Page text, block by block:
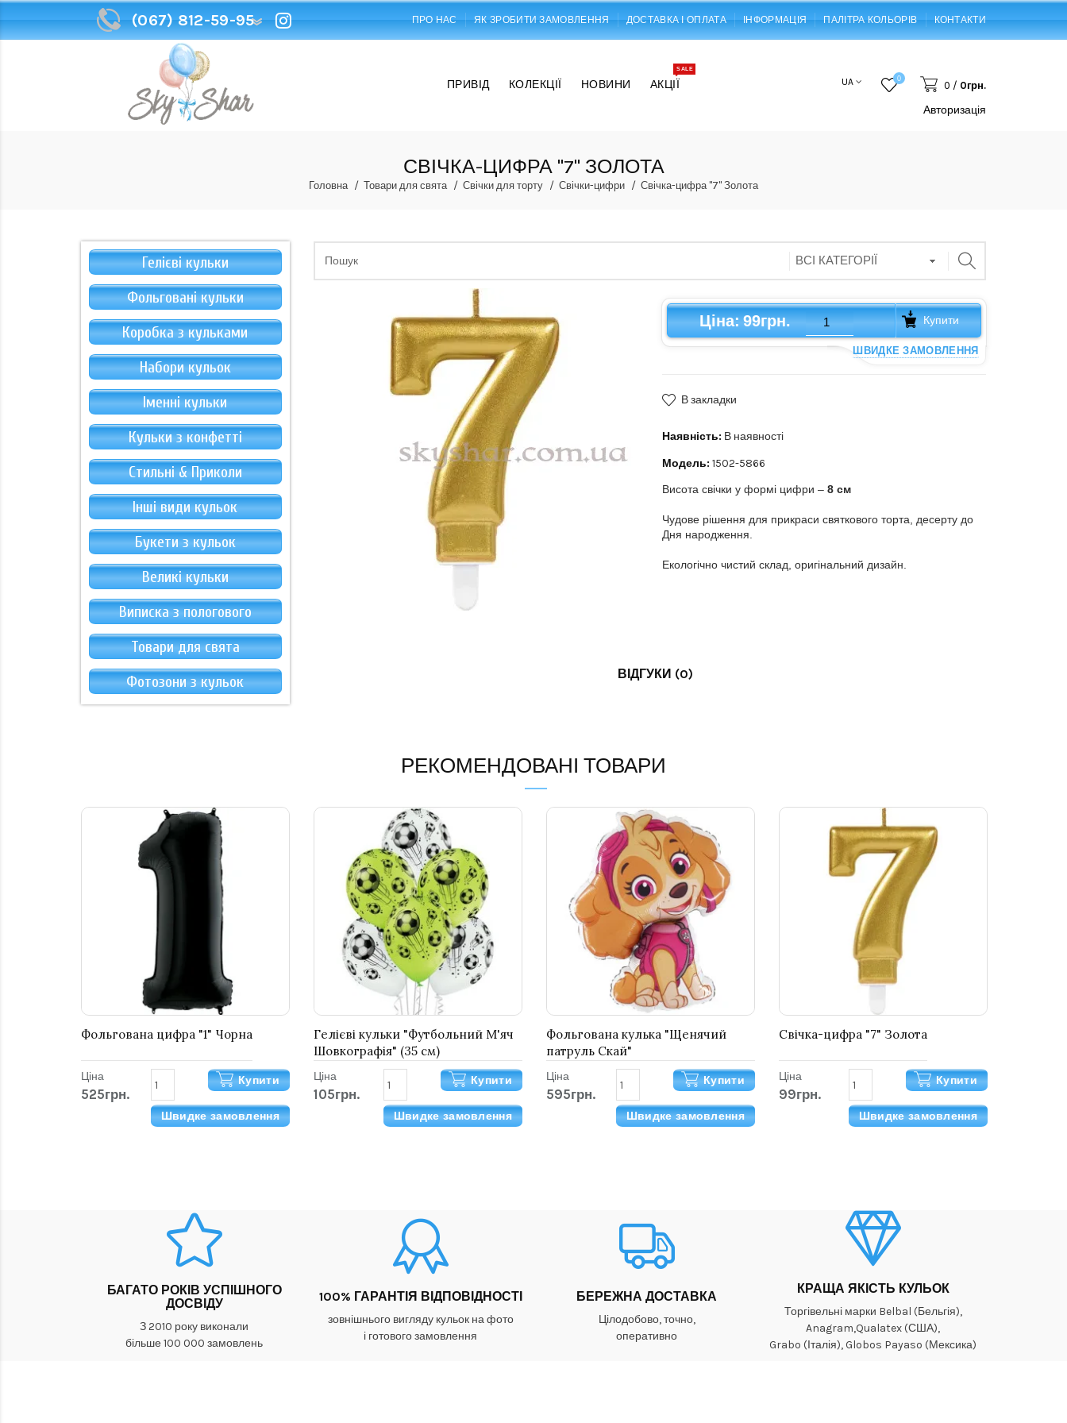
(067) 812-59-95
(067) 812-59-95
ПРО НАС ЯК ЗРОБИТИ ЗАМОВЛЕННЯ ДОСТАВКА І ОПЛАТА ІНФОРМАЦІЯ ПАЛІТРА КОЛЬОРІВ КОНТАКТИ
ПРИВІД КОЛЕКЦІЇ НОВИНИ АКЦІЇ
SALE
UA 0
0 / 0грн.
Авторизація
СВІЧКА-ЦИФРА "7" ЗОЛОТА
Головна Товари для свята Свічки для торту Свічки-цифри Свічка-цифра "7" Золота
Гелієві кульки
Фольговані кульки
Коробка з кульками
Набори кульок
Іменні кульки
Кульки з конфетті
Стильні & Приколи
Інші види кульок
Букети з кульок
Великі кульки
Виписка з пологового
Товари для свята
Фотозони з кульок
Ціна:99грн. Купити
ШВИДКЕ ЗАМОВЛЕННЯ
В закладки
Наявність: В наявності
Модель: 1502-5866
Висота свічки у формі цифри – 8 см
Чудове рішення для прикраси святкового торта, десерту до
Дня народження.
Екологічно чистий склад, оригінальний дизайн.
ВІДГУКИ (0)
РЕКОМЕНДОВАНІ ТОВАРИ
Фольгована цифра "1" Чорна
Ціна
525грн.
Купити
Швидке замовлення
Гелієві кульки "Футбольний М'яч
Шовкографія" (35 см)
Ціна
105грн.
Купити
Швидке замовлення
Фольгована кулька "Щенячий
патруль Скай"
Ціна
595грн.
Купити
Швидке замовлення
Свічка-цифра "7" Золота
Ціна
99грн.
Купити
Швидке замовлення
БАГАТО РОКІВ УСПІШНОГО
ДОСВІДУ
З 2010 року виконали
більше 100 000 замовлень
100% ГАРАНТІЯ ВІДПОВІДНОСТІ
зовнішнього вигляду кульок на фото
і готового замовлення
БЕРЕЖНА ДОСТАВКА
Цілодобово, точно,
оперативно
КРАЩА ЯКІСТЬ КУЛЬОК
Торгівельні марки Belbal (Бельгія),
Anagram,Qualatex (США),
Grabo (Італія), Globos Payaso (Мексика)